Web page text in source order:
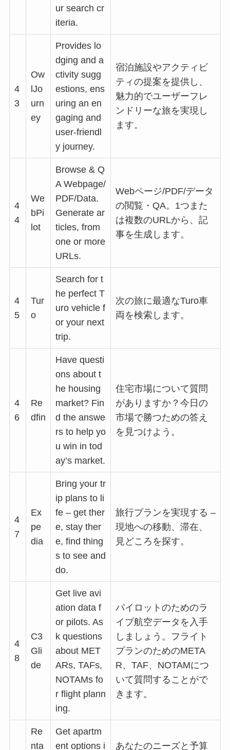
ur search cr
iteria.
4
3
Ow
lJo
urn
ey
Provides lo
dging and a
ctivity sugg
estions, ens
uring an en
gaging and
user-friendl
y journey.
宿泊施設やアクティビ
ティの提案を提供し、
魅力的でユーザーフレ
ンドリーな旅を実現し
ます。
4
4
We
bPi
lot
Browse & Q
A Webpage/
PDF/Data.
Generate ar
ticles, from
one or more
URLs.
Webページ/PDF/データ
の閲覧・QA。1つまた
は複数のURLから、記
事を生成します。
4
5
Tur
o
Search for t
he perfect T
uro vehicle f
or your next
trip.
次の旅に最適なTuro車
両を検索します。
4
6
Re
dfin
Have questi
ons about t
he housing
market? Fin
d the answe
rs to help yo
u win in tod
ay’s market.
住宅市場について質問
がありますか？今日の
市場で勝つための答え
を見つけよう。
4
7
Ex
pe
dia
Bring your tr
ip plans to li
fe – get ther
e, stay ther
e, find thing
s to see and
do.
旅行プランを実現する –
現地への移動、滞在、
見どころを探す。
4
8
C3
Gli
de
Get live avi
ation data f
or pilots. As
k questions
about MET
ARs, TAFs,
NOTAMs fo
r flight plann
ing.
パイロットのためのラ
イブ航空データを入手
しましょう。フライト
プランのためのMETA
R、TAF、NOTAMにつ
いて質問することがで
きます。
Re
nta
Get apartm
ent options i
あなたのニーズと予算